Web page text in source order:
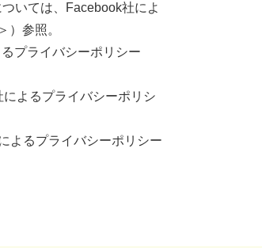
いては、Facebook社によ
）参照。
プライバシーポリシー
よるプライバシーポリシ
よるプライバシーポリシー